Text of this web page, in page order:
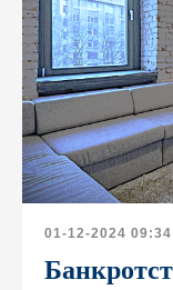
01-12-2024 09:34
Карта сайта
Разработка сайта